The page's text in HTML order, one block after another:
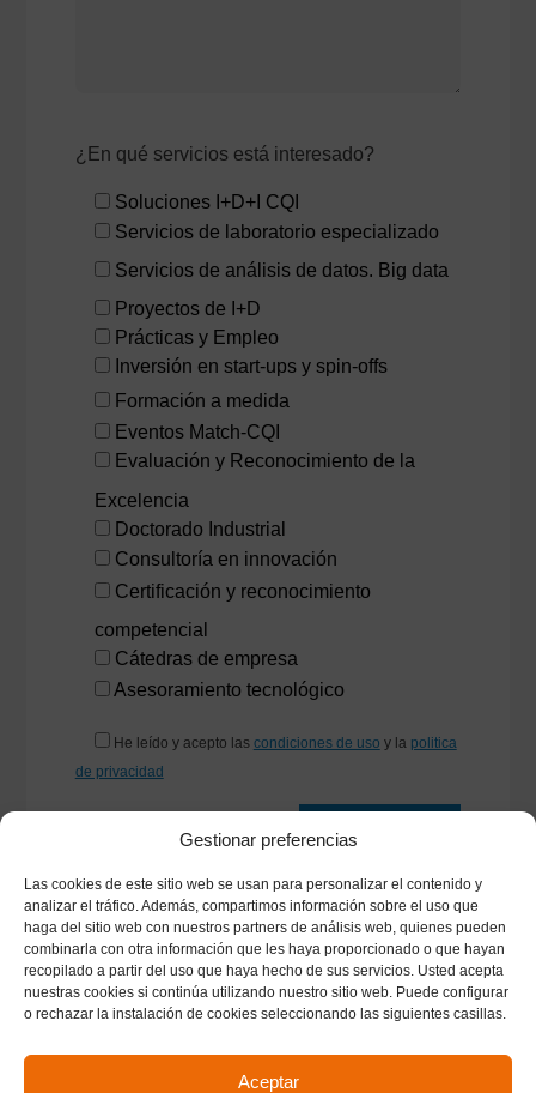
Gestionar preferencias
Las cookies de este sitio web se usan para personalizar el contenido y
analizar el tráfico. Además, compartimos información sobre el uso que
haga del sitio web con nuestros partners de análisis web, quienes pueden
combinarla con otra información que les haya proporcionado o que hayan
recopilado a partir del uso que haya hecho de sus servicios. Usted acepta
nuestras cookies si continúa utilizando nuestro sitio web. Puede configurar
o rechazar la instalación de cookies seleccionando las siguientes casillas.
Aceptar
¿En qué servicios está interesado?
Soluciones I+D+I CQI
Servicios de laboratorio especializado
Servicios de análisis de datos. Big data
Proyectos de I+D
Prácticas y Empleo
Inversión en start-ups y spin-offs
Formación a medida
Eventos Match-CQI
Evaluación y Reconocimiento de la
Excelencia
Doctorado Industrial
Consultoría en innovación
Certificación y reconocimiento
competencial
Cátedras de empresa
Asesoramiento tecnológico
He leído y acepto las condiciones de uso y la politica
de privacidad
Cómo llegar|Planos|Contacto
Universitat Politècnica de València © 2026 ·Tel.